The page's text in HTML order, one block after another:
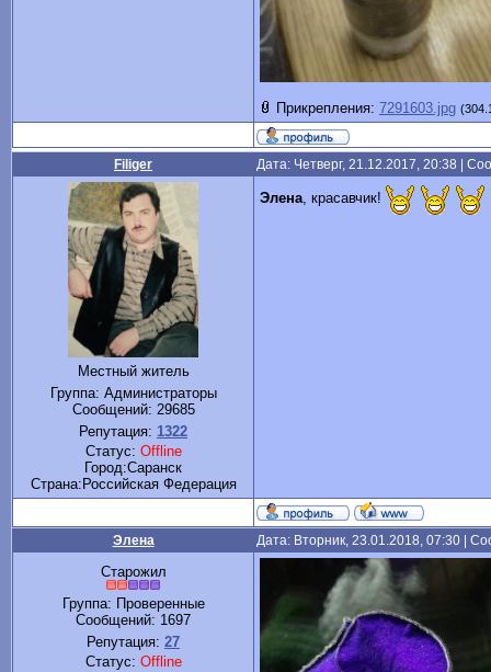
Прикрепления: 7291603.jpg
Filiger Дата: Четверг, 21.12.2017, 20:38 |
Местный житель
Группа: Администраторы
Сообщений: 29685
Репутация: 1322
Статус: Offline
Город:Саранск
Cтрана:Российская Федерация
Элена , красавчик!
Элена Дата: Вторник, 23.01.2018, 07:30 |
Старожил
Группа: Проверенные
Сообщений: 1697
Репутация: 27
Статус: Offline